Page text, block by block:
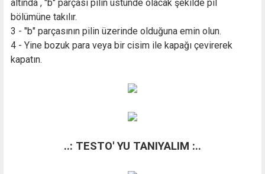
altında , "b" parçası pilin üstünde olacak şekilde pil
bölümüne takılır.
3 - "b" parçasının pilin üzerinde olduğuna emin olun.
4 - Yine bozuk para veya bir cisim ile kapağı çevirerek
kapatın.
..: TESTO' YU TANIYALIM :..